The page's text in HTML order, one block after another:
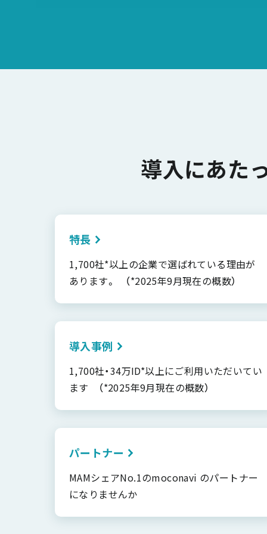
導入にあた
特長
1,700社*以上の企業で選ばれている理由が
あります。 （*2025年9月現在の概数）
導入事例
1,700社・34万ID*以上にご利用いただいてい
ます （*2025年9月現在の概数）
パートナー
MAMシェアNo.1のmoconavi のパートナー
になりませんか